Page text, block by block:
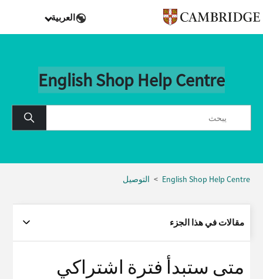
العربية
English Shop Help Centre
English Shop Help Centre التوصيل
مقالات في هذا الجزء
متى ستبدأ فترة اشتراكي